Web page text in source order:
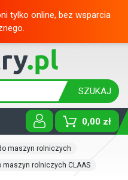
tylko online, bez wsparcia
SZUKAJ
0,00 zł
maszyn rolniczych
maszyn rolniczych CLAAS